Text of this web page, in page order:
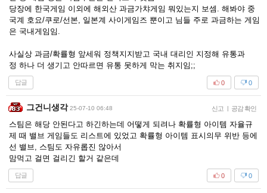
당장에 한국게임 이외에 해외산 과금가챠게임 뭐있는지 보셈. 해봐야 중
국계 호요/쿠로/선본, 일본계 사이게임즈 뿐이고 님들 주로 과금하는 게임
은 국내게임임.
사실상 과금/확률형 앞세워 정책지지받고 국내 대리인 지정해 유통과
정 하나 더 생기고 안따르면 유통 못하게 막는 취지임;;
답글 0
0
그건니생각 25-07-10 06:48 신고 | 공감 확인
스팀은 해당 안된다고 하긴하는데 어떻게 되려나 확률형 아이템 자율규
제 때 밸브 게임들도 리스트에 있었고 확률형 아이템 표시의무 위반 등에
선 밸브, 스팀도 자유롭진 않아서
맘먹고 걸면 걸리긴 할거 같은데
답글 0
0